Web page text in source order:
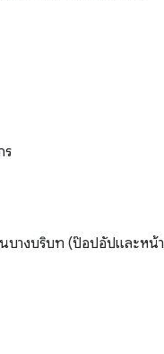
ร
บางบริบท (ป๊อปอัปและหน้า